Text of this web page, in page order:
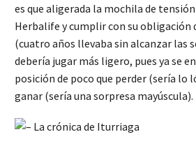
es que aligerada la mochila de
Herbalife y cumplir con su obligación
(cuatro años llevaba sin alcanzar las
debería jugar más ligero, pues ya se
posición de poco que perder (sería lo
ganar (sería una sorpresa mayúscula).